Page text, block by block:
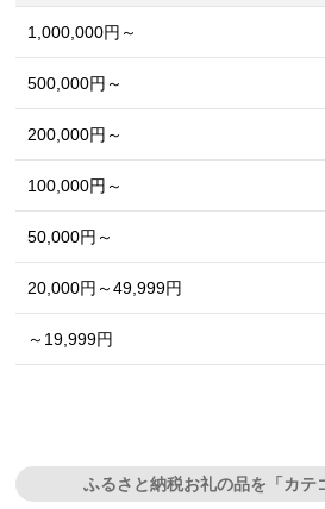
1,000,000円～
500,000円～
200,000円～
100,000円～
50,000円～
20,000円～49,999円
～19,999円
ふるさと納税お礼の品を「カテ